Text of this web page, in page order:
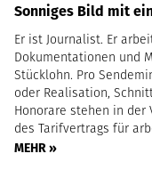
Sonniges Bild mit
Er ist Journalist. Er
Dokumentationen und
Stücklohn. Pro
oder Realisation,
Honorare stehen in
des Tarifvertrags für
MEHR »